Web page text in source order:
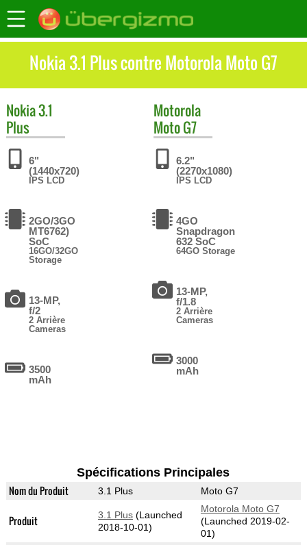
Nokia 3.1 Plus contre Motorola Moto G7
Nokia3.1
Plus
6"
(1440x720)
IPS LCD
2GO/3GO
MT6762)
SoC
16GO/32GO
Storage
13-MP,
f/2
2 Arrière
Cameras
3500
mAh
Motorola
Moto G7
6.2"
(2270x1080)
IPS LCD
4GO
Snapdragon
632 SoC
64GO Storage
13-MP,
f/1.8
2 Arrière
Cameras
3000
mAh
Spécifications Principales
Nom du Produit 3.1 Plus Moto G7
Produit 3.1 Plus(Launched
2018-10-01)
Motorola Moto G7
(Launched 2019-02-
01)